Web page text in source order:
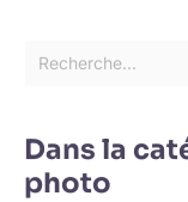
Dans la
photo